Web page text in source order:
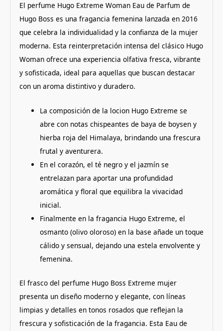
El perfume Hugo Extreme Woman Eau de Parfum de
Hugo Boss es una fragancia femenina lanzada en 2016
que celebra la individualidad y la confianza de la mujer
moderna. Esta reinterpretación intensa del clásico Hugo
Woman ofrece una experiencia olfativa fresca, vibrante
y sofisticada, ideal para aquellas que buscan destacar
con un aroma distintivo y duradero.
La composición de la locion Hugo Extreme se
abre con notas chispeantes de baya de boysen y
hierba roja del Himalaya, brindando una frescura
frutal y aventurera.
En el corazón, el té negro y el jazmín se
entrelazan para aportar una profundidad
aromática y floral que equilibra la vivacidad
inicial.
Finalmente en la fragancia Hugo Extreme, el
osmanto (olivo oloroso) en la base añade un toque
cálido y sensual, dejando una estela envolvente y
femenina.
El frasco del perfume Hugo Boss Extreme mujer
presenta un diseño moderno y elegante, con líneas
limpias y detalles en tonos rosados que reflejan la
frescura y sofisticación de la fragancia. Esta Eau de